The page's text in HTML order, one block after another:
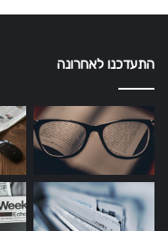
התעדכנו לאחרונה